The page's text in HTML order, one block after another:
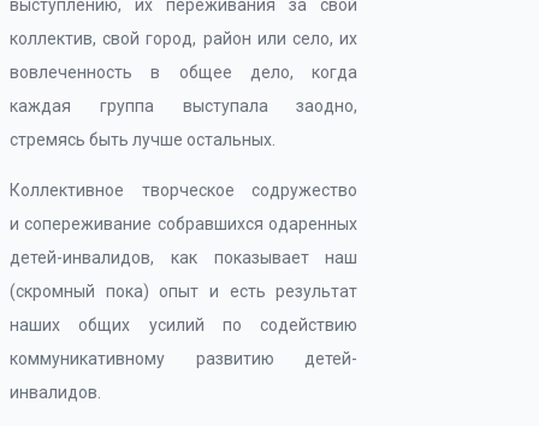
выступлению, их переживания за свой
коллектив, свой город, район или село, их
вовлеченность в общее дело, когда
каждая группа выступала заодно,
стремясь быть лучше остальных.
Коллективное творческое содружество
и сопереживание собравшихся одаренных
детей-инвалидов, как показывает наш
(скромный пока) опыт и есть результат
наших общих усилий по содействию
коммуникативному развитию детей-
инвалидов.